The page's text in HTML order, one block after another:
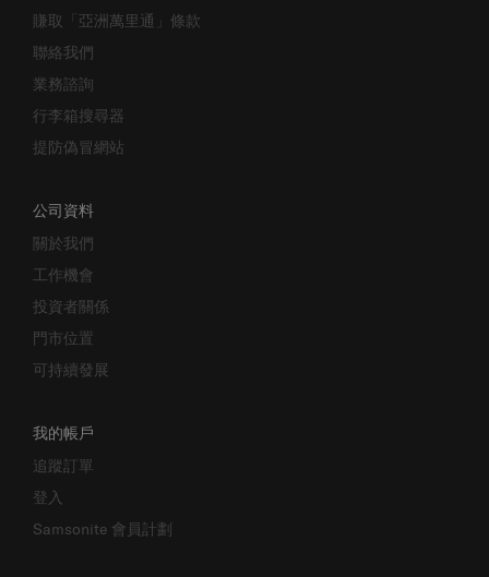
賺取「亞洲萬里通」條款
聯絡我們
業務諮詢
行李箱搜尋器
提防偽冒網站
公司資料
關於我們
工作機會
投資者關係
門市位置
可持續發展
我的帳戶
追蹤訂單
登入
Samsonite 會員計劃